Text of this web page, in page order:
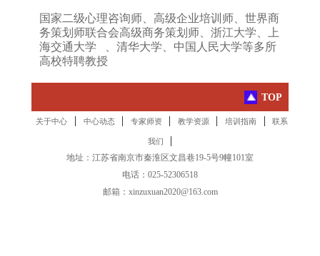
国家二级心理咨询师、高级企业培训师、世界商
务策划师联合会高级商务策划师、浙江大学、上
海交通大学 、清华大学、中国人民大学等多所
高校特聘教授
TOP
关于中心 | 中心动态 | 专家师资 | 教学资源 | 培训指南 | 联系
我们 |
地址：江苏省南京市秦淮区文昌巷19-5号9幢101室
电话：025-52306518
邮箱：xinzuxuan2020@163.com